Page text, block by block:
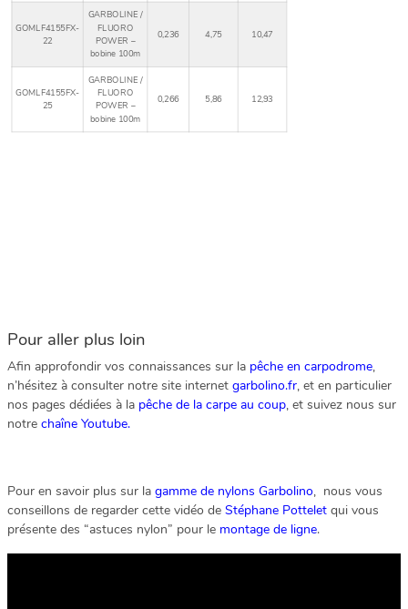
GOMLF4155FX-
22
GARBOLINE /
FLUORO
POWER –
bobine 100m
0,236 4,75 10,47
GOMLF4155FX-
25
GARBOLINE /
FLUORO
POWER –
bobine 100m
0,266 5,86 12,93
Pour aller plus loin
Afin approfondir vos connaissances sur la pêche en carpodrome,
n’hésitez à consulter notre site internet garbolino.fr, et en particulier
nos pages dédiées à la pêche de la carpe au coup, et suivez nous sur
notre chaîne Youtube.
Pour en savoir plus sur la gamme de nylons Garbolino, nous vous
conseillons de regarder cette vidéo de Stéphane Pottelet qui vous
présente des “astuces nylon” pour le montage de ligne.